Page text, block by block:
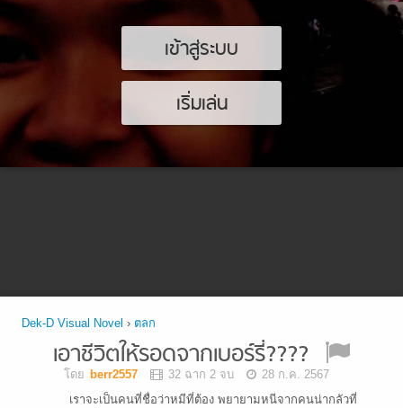
เข้าสู่ระบบ
เริ่มเล่น
Dek-D Visual Novel › ตลก
เอาชีวิตให้รอดจากเบอร์รี่????
โดย berr2557 32 ฉาก 2 จบ
28 ก.ค. 2567
เราจะเป็นคนที่ชื่อว่าหมีที่ต้อง พยายามหนีจากคนน่ากลัวที่